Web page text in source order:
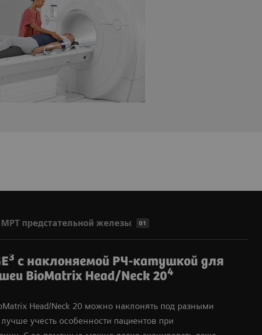
МРТ предстательной железы 01
3 с наклоняемой РЧ-катушкой для
BioMatrix Head/Neck 204
Head/Neck 20 можно наклонять под разными
учесть особенности пациентов при